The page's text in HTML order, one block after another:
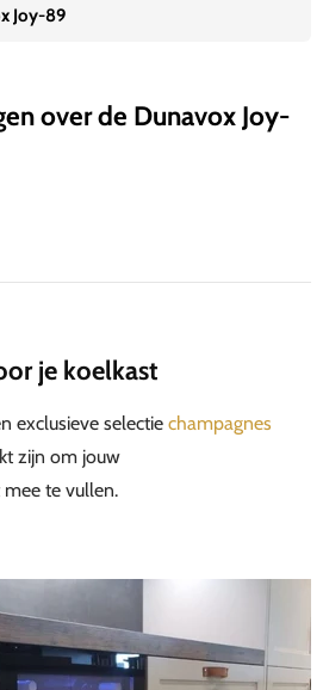
Joy-89
over de Dunavox Joy-
je koelkast
exclusieve selectie champagnes
zijn om jouw
te vullen.